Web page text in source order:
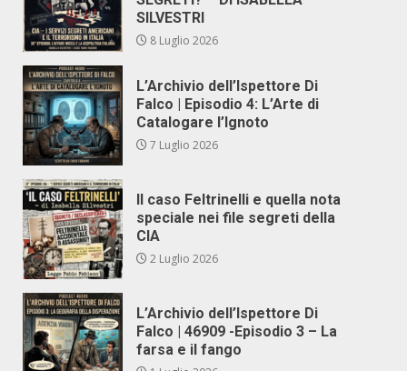
SILVESTRI
8 Luglio 2026
L’Archivio dell’Ispettore Di
Falco | Episodio 4: L’Arte di
Catalogare l’Ignoto
7 Luglio 2026
Il caso Feltrinelli e quella nota
speciale nei file segreti della
CIA
2 Luglio 2026
L’Archivio dell’Ispettore Di
Falco | 46909 -Episodio 3 – La
farsa e il fango